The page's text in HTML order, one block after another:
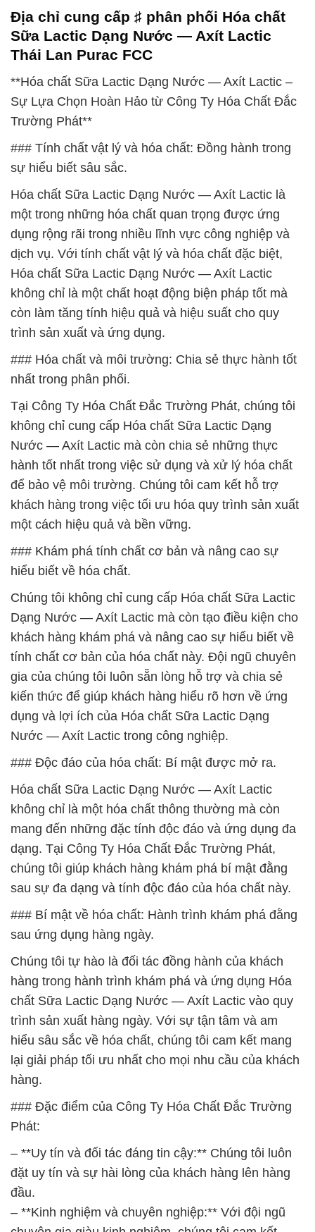
Địa chỉ cung cấp ♯ phân phối Hóa chất
Sữa Lactic Dạng Nước — Axít Lactic
Thái Lan Purac FCC
**Hóa chất Sữa Lactic Dạng Nước — Axít Lactic –
Sự Lựa Chọn Hoàn Hảo từ Công Ty Hóa Chất Đắc
Trường Phát**
### Tính chất vật lý và hóa chất: Đồng hành trong
sự hiểu biết sâu sắc.
Hóa chất Sữa Lactic Dạng Nước — Axít Lactic là
một trong những hóa chất quan trọng được ứng
dụng rộng rãi trong nhiều lĩnh vực công nghiệp và
dịch vụ. Với tính chất vật lý và hóa chất đặc biệt,
Hóa chất Sữa Lactic Dạng Nước — Axít Lactic
không chỉ là một chất hoạt động biện pháp tốt mà
còn làm tăng tính hiệu quả và hiệu suất cho quy
trình sản xuất và ứng dụng.
### Hóa chất và môi trường: Chia sẻ thực hành tốt
nhất trong phân phối.
Tại Công Ty Hóa Chất Đắc Trường Phát, chúng tôi
không chỉ cung cấp Hóa chất Sữa Lactic Dạng
Nước — Axít Lactic mà còn chia sẻ những thực
hành tốt nhất trong việc sử dụng và xử lý hóa chất
để bảo vệ môi trường. Chúng tôi cam kết hỗ trợ
khách hàng trong việc tối ưu hóa quy trình sản xuất
một cách hiệu quả và bền vững.
### Khám phá tính chất cơ bản và nâng cao sự
hiểu biết về hóa chất.
Chúng tôi không chỉ cung cấp Hóa chất Sữa Lactic
Dạng Nước — Axít Lactic mà còn tạo điều kiện cho
khách hàng khám phá và nâng cao sự hiểu biết về
tính chất cơ bản của hóa chất này. Đội ngũ chuyên
gia của chúng tôi luôn sẵn lòng hỗ trợ và chia sẻ
kiến thức để giúp khách hàng hiểu rõ hơn về ứng
dụng và lợi ích của Hóa chất Sữa Lactic Dạng
Nước — Axít Lactic trong công nghiệp.
### Độc đáo của hóa chất: Bí mật được mở ra.
Hóa chất Sữa Lactic Dạng Nước — Axít Lactic
không chỉ là một hóa chất thông thường mà còn
mang đến những đặc tính độc đáo và ứng dụng đa
dạng. Tại Công Ty Hóa Chất Đắc Trường Phát,
chúng tôi giúp khách hàng khám phá bí mật đằng
sau sự đa dạng và tính độc đáo của hóa chất này.
### Bí mật về hóa chất: Hành trình khám phá đằng
sau ứng dụng hàng ngày.
Chúng tôi tự hào là đối tác đồng hành của khách
hàng trong hành trình khám phá và ứng dụng Hóa
chất Sữa Lactic Dạng Nước — Axít Lactic vào quy
trình sản xuất hàng ngày. Với sự tận tâm và am
hiểu sâu sắc về hóa chất, chúng tôi cam kết mang
lại giải pháp tối ưu nhất cho mọi nhu cầu của khách
hàng.
### Đặc điểm của Công Ty Hóa Chất Đắc Trường
Phát:
– **Uy tín và đối tác đáng tin cậy:** Chúng tôi luôn
đặt uy tín và sự hài lòng của khách hàng lên hàng
đầu.
– **Kinh nghiệm và chuyên nghiệp:** Với đội ngũ